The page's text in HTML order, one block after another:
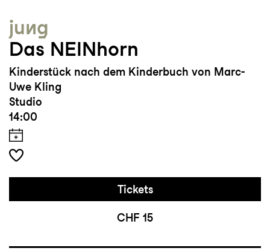
jung
Das NEINhorn
Kinderstück nach dem Kinderbuch von Marc-
Uwe Kling
Studio
14:00
Tickets
CHF 15